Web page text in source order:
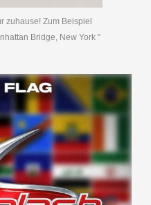
zuhause! Zum Beispiel
Bridge, New York "